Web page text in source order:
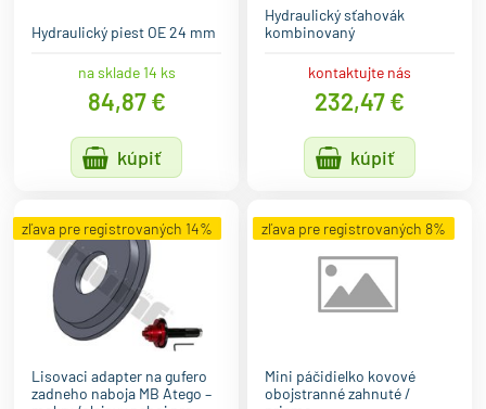
Hydraulický piest OE 24 mm
na sklade 14 ks
84,87 €
kúpiť
Hydraulický sťahovák
kombinovaný
kontaktujte nás
232,47 €
kúpiť
zľava pre registrovaných 14%
Lisovaci adapter na gufero
zadneho naboja MB Atego –
zľava pre registrovaných 8%
Mini páčidielko kovové
obojstranné zahnuté /